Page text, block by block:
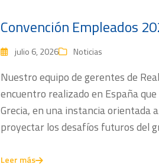
Convención Empleados
julio 6, 2026 Noticias
Nuestro equipo de gerentes de
encuentro realizado en España
Grecia, en una instancia orientada
proyectar los desafíos futuros del
Leer más